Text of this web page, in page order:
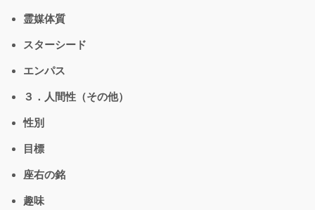
霊媒体質
スターシード
エンパス
３．人間性（その他）
性別
目標
座右の銘
趣味